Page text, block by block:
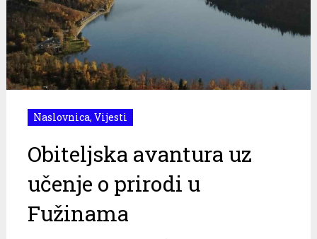
Naslovnica, Vijesti
Obiteljska avantura uz
učenje o prirodi u
Fužinama